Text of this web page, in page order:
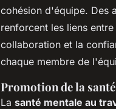
cohésion d'équipe. Des
renforcent les liens
collaboration et la
chaque membre de
Promotion de la
La santé mentale au